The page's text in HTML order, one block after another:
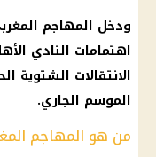
ودخل المهاجم
اهتمامات النادي
الانتقالات
الموسم الجاري.
من هو المهاجم